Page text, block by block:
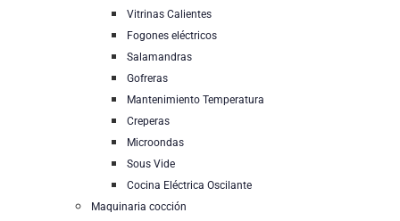
Vitrinas Calientes
Fogones eléctricos
Salamandras
Gofreras
Mantenimiento Temperatura
Creperas
Microondas
Sous Vide
Cocina Eléctrica Oscilante
Maquinaria cocción